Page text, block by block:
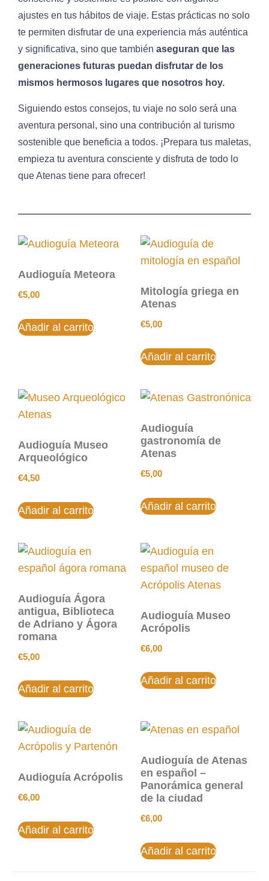
ajustes en tus hábitos de viaje. Estas prácticas no solo
te permiten disfrutar de una experiencia más auténtica
y significativa, sino que también aseguran que las
generaciones futuras puedan disfrutar de los
mismos hermosos lugares que nosotros hoy.
Siguiendo estos consejos, tu viaje no solo será una
aventura personal, sino una contribución al turismo
sostenible que beneficia a todos. ¡Prepara tus maletas,
empieza tu aventura consciente y disfruta de todo lo
que Atenas tiene para ofrecer!
Audioguía Meteora
€5,00
Añadir al carrito
Mitología griega en
Atenas
€5,00
Añadir al carrito
Audioguía Museo
Arqueológico
€4,50
Añadir al carrito
Audioguía
gastronomía de
Atenas
€5,00
Añadir al carrito
Audioguía Ágora
antigua, Biblioteca
de Adriano y Ágora
romana
€5,00
Añadir al carrito
Audioguía Museo
Acrópolis
€6,00
Añadir al carrito
Audioguía Acrópolis
€6,00
Añadir al carrito
Audioguía de Atenas
en español –
Panorámica general
de la ciudad
€6,00
Añadir al carrito